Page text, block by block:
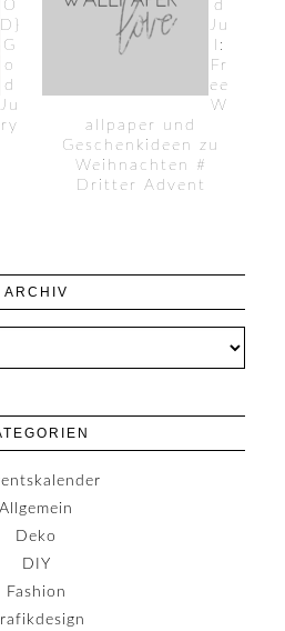
O
D}
G
o
d
Ju
d
Ju
l:
Fr
ee
W
allpaper und
Geschenkideen zu
Weihnachten #
Dritter Advent
ARCHIV
Allgemein
Deko
DIY
Fashion